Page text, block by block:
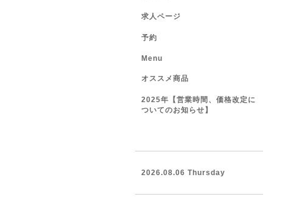
求人ページ
予約
Menu
オススメ商品
2025年【営業時間、価格改定に
ついてのお知らせ】
2026.08.06 Thursday